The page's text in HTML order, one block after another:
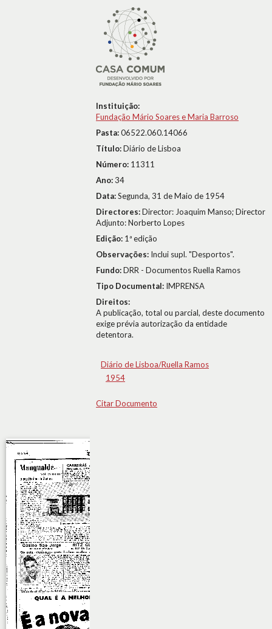
Instituição:
Fundação Mário Soares e Maria Barroso
Pasta:06522.060.14066
Título:Diário de Lisboa
Número: 11311
Ano:34
Data:Segunda, 31 de Maio de 1954
Directores:Director: Joaquim Manso; Director
Adjunto: Norberto Lopes
Edição: 1ª edição
Observações: Inclui supl. "Desportos".
Fundo:DRR - Documentos Ruella Ramos
Tipo Documental: IMPRENSA
Direitos:
A publicação, total ou parcial, deste documento
exige prévia autorização da entidade
detentora.
Diário de Lisboa/Ruella Ramos
1954
Citar Documento